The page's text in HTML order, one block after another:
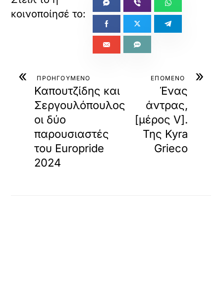
« ΠΡΟΗΓΟΥΜΕΝΟ
Καπουτζίδης και
Σεργουλόπουλος
οι δύο
παρουσιαστές
του Europride
2024
»
ΕΠΟΜΕΝΟ
Ένας
άντρας,
[μέρος V].
Της Kyra
Grieco